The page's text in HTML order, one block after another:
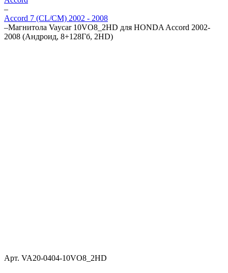
–
Accord 7 (CL/CM) 2002 - 2008
–Магнитола Vaycar 10VO8_2HD для HONDA Accord 2002-
2008 (Андроид, 8+128Гб, 2HD)
Арт. VA20-0404-10VO8_2HD